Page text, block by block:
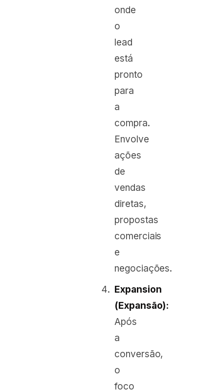
onde
o
lead
está
pronto
para
a
compra.
Envolve
ações
de
vendas
diretas,
propostas
comerciais
e
negociações.
Expansion
(Expansão):
Após
a
conversão,
o
foco